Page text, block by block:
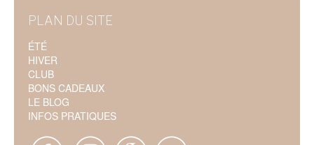
PLAN DU SITE
ÉTÉ
HIVER
CLUB
BONS CADEAUX
LE BLOG
INFOS PRATIQUES